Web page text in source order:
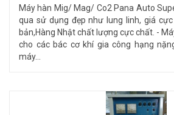
Máy hàn Mig/ Mag/ Co2 Pana Auto
qua sử dụng đẹp như lung linh, giá
bản,Hàng Nhật chất lượng cực chất. -
cho các bác cơ khí gia công hạng
máy...